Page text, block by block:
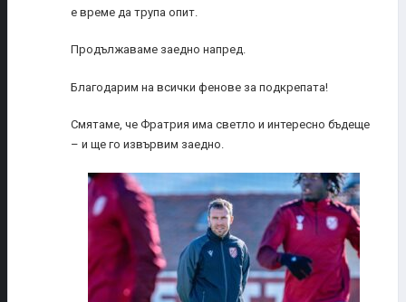
е време да трупа опит.
Продължаваме заедно напред.
Благодарим на всички фенове за подкрепата!
Смятаме, че Фратрия има светло и интересно бъдеще
– и ще го извървим заедно.